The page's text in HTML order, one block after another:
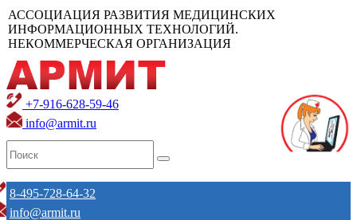
АССОЦИАЦИЯ РАЗВИТИЯ МЕДИЦИНСКИХ
ИНФОРМАЦИОННЫХ ТЕХНОЛОГИЙ.
НЕКОММЕРЧЕСКАЯ ОРГАНИЗАЦИЯ
+7-916-628-59-46
info@armit.ru
8-495-728-64-32
info@armit.ru